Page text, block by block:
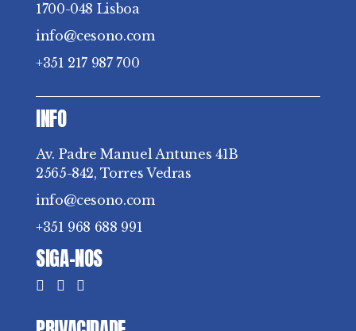
1700-048 Lisboa
info@cesono.com
+351 217 987 700
INFO
Av. Padre Manuel Antunes 41B
2565-842, Torres Vedras
info@cesono.com
+351 968 688 991
SIGA-NOS